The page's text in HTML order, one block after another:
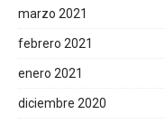
marzo 2021
febrero 2021
enero 2021
diciembre 2020